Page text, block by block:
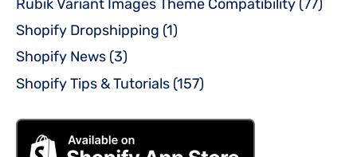
Rubik Variant Images Theme Compatibility (77)
Shopify Dropshipping (1)
Shopify News (3)
Shopify Tips & Tutorials (157)